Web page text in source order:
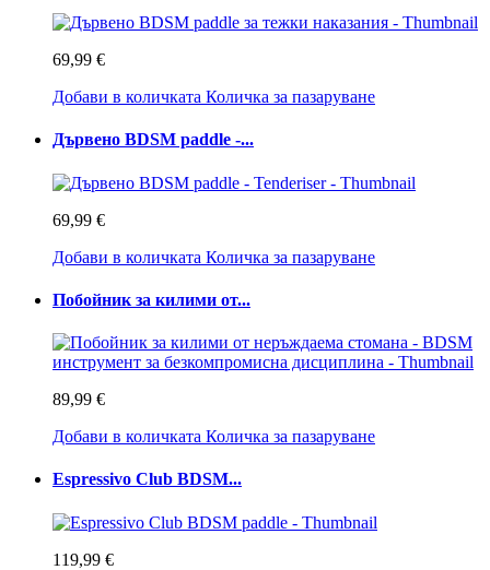
69,99 €
Добави в количката Количка за пазаруване
Дървено BDSM paddle -...
69,99 €
Добави в количката Количка за пазаруване
Побойник за килими от...
89,99 €
Добави в количката Количка за пазаруване
Espressivo Club BDSM...
119,99 €